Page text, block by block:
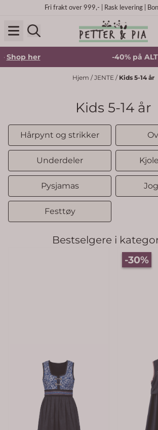
Hopp til innholdFri frakt over 999,- | Rask levering |
-40% på ALT ulltøy
Hjem /JENTE / Kids 5-14 år
Kids 5-14 år
Hårpynt og strikker
Underdeler
Pysjamas
Festtøy
Bestselgere i
-30%